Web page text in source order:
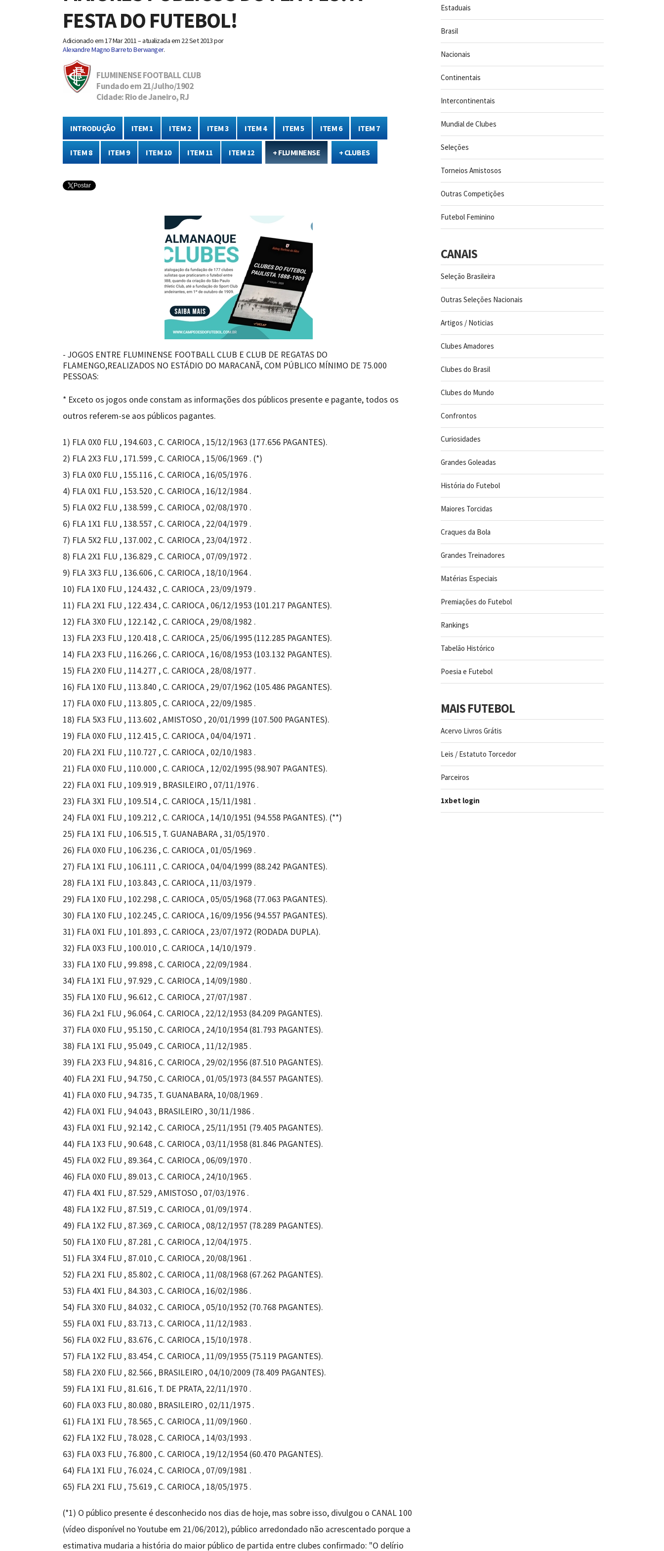
FESTA DO FUTEBOL!
Adicionado em17 Mar 2011 – atualizada em 22 Set 2013por
Alexandre Magno Barreto Berwanger.
FLUMINENSE FOOTBALL CLUB
Fundado em 21/Julho/1902
Cidade: Rio de Janeiro, RJ
INTRODUÇÃO ITEM 1 ITEM 2 ITEM 3 ITEM 4 ITEM 5 ITEM 6 ITEM 7
ITEM 8 ITEM 9 ITEM 10 ITEM 11 ITEM 12 + FLUMINENSE + CLUBES
Postar
- JOGOS ENTRE FLUMINENSE FOOTBALL CLUB E CLUB DE REGATAS DO
FLAMENGO,REALIZADOS NO ESTÁDIO DO MARACANÃ, COM PÚBLICO MÍNIMO DE 75.000
PESSOAS:
* Exceto os jogos onde constam as informações dos públicos presente e pagante, todos os
outros referem-se aos públicos pagantes.
1) FLA 0X0 FLU , 194.603 , C. CARIOCA , 15/12/1963 (177.656 PAGANTES).
2) FLA 2X3 FLU , 171.599 , C. CARIOCA , 15/06/1969 . (*)
3) FLA 0X0 FLU , 155.116 , C. CARIOCA , 16/05/1976 .
4) FLA 0X1 FLU , 153.520 , C. CARIOCA , 16/12/1984 .
5) FLA 0X2 FLU , 138.599 , C. CARIOCA , 02/08/1970 .
6) FLA 1X1 FLU , 138.557 , C. CARIOCA , 22/04/1979 .
7) FLA 5X2 FLU , 137.002 , C. CARIOCA , 23/04/1972 .
8) FLA 2X1 FLU , 136.829 , C. CARIOCA , 07/09/1972 .
9) FLA 3X3 FLU , 136.606 , C. CARIOCA , 18/10/1964 .
10) FLA 1X0 FLU , 124.432 , C. CARIOCA , 23/09/1979 .
11) FLA 2X1 FLU , 122.434 , C. CARIOCA , 06/12/1953 (101.217 PAGANTES).
12) FLA 3X0 FLU , 122.142 , C. CARIOCA , 29/08/1982 .
13) FLA 2X3 FLU , 120.418 , C. CARIOCA , 25/06/1995 (112.285 PAGANTES).
14) FLA 2X3 FLU , 116.266 , C. CARIOCA , 16/08/1953 (103.132 PAGANTES).
15) FLA 2X0 FLU , 114.277 , C. CARIOCA , 28/08/1977 .
16) FLA 1X0 FLU , 113.840 , C. CARIOCA , 29/07/1962 (105.486 PAGANTES).
17) FLA 0X0 FLU , 113.805 , C. CARIOCA , 22/09/1985 .
18) FLA 5X3 FLU , 113.602 , AMISTOSO , 20/01/1999 (107.500 PAGANTES).
19) FLA 0X0 FLU , 112.415 , C. CARIOCA , 04/04/1971 .
20) FLA 2X1 FLU , 110.727 , C. CARIOCA , 02/10/1983 .
21) FLA 0X0 FLU , 110.000 , C. CARIOCA , 12/02/1995 (98.907 PAGANTES).
22) FLA 0X1 FLU , 109.919 , BRASILEIRO , 07/11/1976 .
23) FLA 3X1 FLU , 109.514 , C. CARIOCA , 15/11/1981 .
24) FLA 0X1 FLU , 109.212 , C. CARIOCA , 14/10/1951 (94.558 PAGANTES). (**)
25) FLA 1X1 FLU , 106.515 , T. GUANABARA , 31/05/1970 .
26) FLA 0X0 FLU , 106.236 , C. CARIOCA , 01/05/1969 .
27) FLA 1X1 FLU , 106.111 , C. CARIOCA , 04/04/1999 (88.242 PAGANTES).
28) FLA 1X1 FLU , 103.843 , C. CARIOCA , 11/03/1979 .
29) FLA 1X0 FLU , 102.298 , C. CARIOCA , 05/05/1968 (77.063 PAGANTES).
30) FLA 1X0 FLU , 102.245 , C. CARIOCA , 16/09/1956 (94.557 PAGANTES).
31) FLA 0X1 FLU , 101.893 , C. CARIOCA , 23/07/1972 (RODADA DUPLA).
32) FLA 0X3 FLU , 100.010 , C. CARIOCA , 14/10/1979 .
33) FLA 1X0 FLU , 99.898 , C. CARIOCA , 22/09/1984 .
34) FLA 1X1 FLU , 97.929 , C. CARIOCA , 14/09/1980 .
35) FLA 1X0 FLU , 96.612 , C. CARIOCA , 27/07/1987 .
36) FLA 2x1 FLU , 96.064 , C. CARIOCA , 22/12/1953 (84.209 PAGANTES).
37) FLA 0X0 FLU , 95.150 , C. CARIOCA , 24/10/1954 (81.793 PAGANTES).
38) FLA 1X1 FLU , 95.049 , C. CARIOCA , 11/12/1985 .
39) FLA 2X3 FLU , 94.816 , C. CARIOCA , 29/02/1956 (87.510 PAGANTES).
40) FLA 2X1 FLU , 94.750 , C. CARIOCA , 01/05/1973 (84.557 PAGANTES).
41) FLA 0X0 FLU , 94.735 , T. GUANABARA, 10/08/1969 .
42) FLA 0X1 FLU , 94.043 , BRASILEIRO , 30/11/1986 .
43) FLA 0X1 FLU , 92.142 , C. CARIOCA , 25/11/1951 (79.405 PAGANTES).
44) FLA 1X3 FLU , 90.648 , C. CARIOCA , 03/11/1958 (81.846 PAGANTES).
45) FLA 0X2 FLU , 89.364 , C. CARIOCA , 06/09/1970 .
46) FLA 0X0 FLU , 89.013 , C. CARIOCA , 24/10/1965 .
47) FLA 4X1 FLU , 87.529 , AMISTOSO , 07/03/1976 .
48) FLA 1X2 FLU , 87.519 , C. CARIOCA , 01/09/1974 .
49) FLA 1X2 FLU , 87.369 , C. CARIOCA , 08/12/1957 (78.289 PAGANTES).
50) FLA 1X0 FLU , 87.281 , C. CARIOCA , 12/04/1975 .
51) FLA 3X4 FLU , 87.010 , C. CARIOCA , 20/08/1961 .
52) FLA 2X1 FLU , 85.802 , C. CARIOCA , 11/08/1968 (67.262 PAGANTES).
53) FLA 4X1 FLU , 84.303 , C. CARIOCA , 16/02/1986 .
54) FLA 3X0 FLU , 84.032 , C. CARIOCA , 05/10/1952 (70.768 PAGANTES).
55) FLA 0X1 FLU , 83.713 , C. CARIOCA , 11/12/1983 .
56) FLA 0X2 FLU , 83.676 , C. CARIOCA , 15/10/1978 .
57) FLA 1X2 FLU , 83.454 , C. CARIOCA , 11/09/1955 (75.119 PAGANTES).
58) FLA 2X0 FLU , 82.566 , BRASILEIRO , 04/10/2009 (78.409 PAGANTES).
59) FLA 1X1 FLU , 81.616 , T. DE PRATA, 22/11/1970 .
60) FLA 0X3 FLU , 80.080 , BRASILEIRO , 02/11/1975 .
61) FLA 1X1 FLU , 78.565 , C. CARIOCA , 11/09/1960 .
62) FLA 1X2 FLU , 78.028 , C. CARIOCA , 14/03/1993 .
63) FLA 0X3 FLU , 76.800 , C. CARIOCA , 19/12/1954 (60.470 PAGANTES).
64) FLA 1X1 FLU , 76.024 , C. CARIOCA , 07/09/1981 .
65) FLA 2X1 FLU , 75.619 , C. CARIOCA , 18/05/1975 .
(*1) O público presente é desconhecido nos dias de hoje, mas sobre isso, divulgou o CANAL 100
(vídeo disponível no Youtube em 21/06/2012), público arredondado não acrescentado porque a
estimativa mudaria a história do maior público de partida entre clubes confirmado: "O delírio
Estaduais
Brasil
Nacionais
Continentais
Intercontinentais
Mundial de Clubes
Seleções
Torneios Amistosos
Outras Competições
Futebol Feminino
CANAIS
Seleção Brasileira
Outras Seleções Nacionais
Artigos / Noticias
Clubes Amadores
Clubes do Brasil
Clubes do Mundo
Confrontos
Curiosidades
Grandes Goleadas
História do Futebol
Maiores Torcidas
Craques da Bola
Grandes Treinadores
Matérias Especiais
Premiações do Futebol
Rankings
Tabelão Histórico
Poesia e Futebol
MAIS FUTEBOL
Acervo Livros Grátis
Leis / Estatuto Torcedor
Parceiros
1xbet login